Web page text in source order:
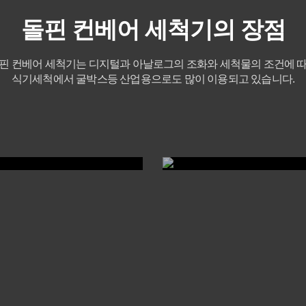
돌핀 컨베어 세척기의 장점
컨베어 세척기는 디지털과 아날로그의 조화와 세척물의 조건에
식기세척에서 굴박스등 산업용으로도 많이 이용되고 있습니다.